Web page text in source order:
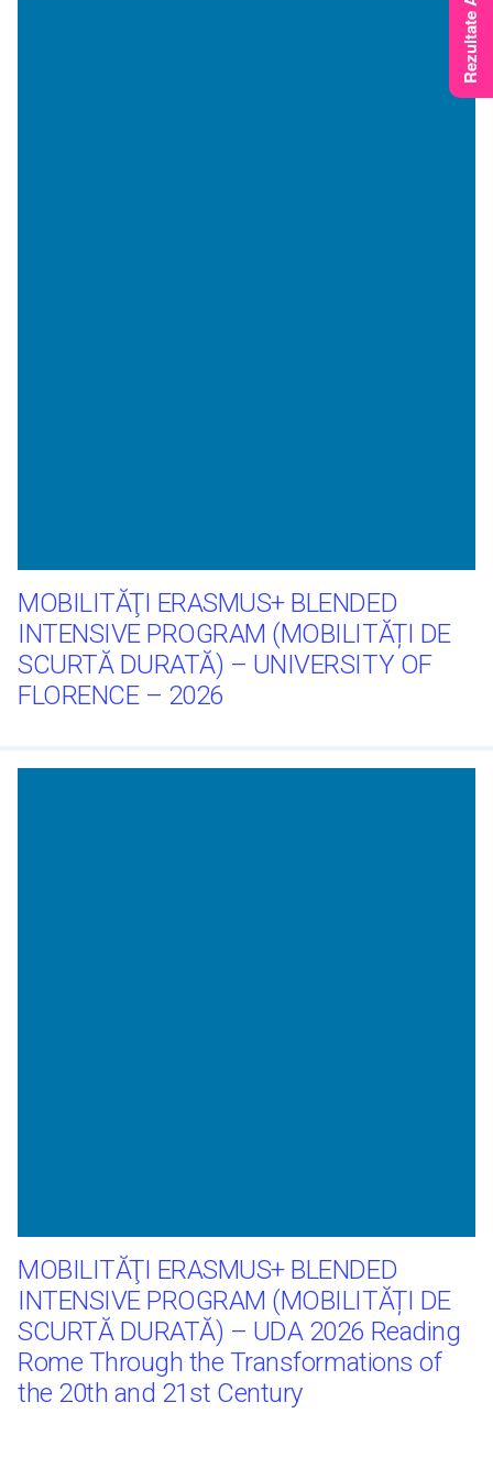
MOBILITĂŢI ERASMUS+ BLENDED
INTENSIVE PROGRAM (MOBILITĂȚI DE
SCURTĂ DURATĂ) – UNIVERSITY OF
FLORENCE – 2026
MOBILITĂŢI ERASMUS+ BLENDED
INTENSIVE PROGRAM (MOBILITĂȚI DE
SCURTĂ DURATĂ) – UDA 2026 Reading
Rome Through the Transformations of
the 20th and 21st Century